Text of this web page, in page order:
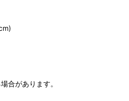
合があります。